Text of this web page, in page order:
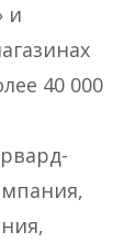
и
40 000